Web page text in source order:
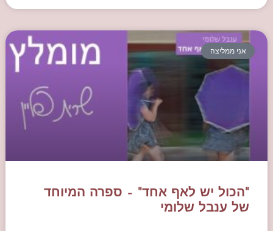
אני ממליצה
"הכול יש לאף אחד" – ספרה המיוחד
של ענבל שלומי